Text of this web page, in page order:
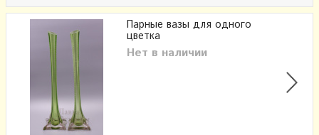
Парные вазы для одного
цветка
Нет в наличии